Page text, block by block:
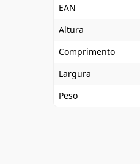
EAN
Altura
Comprimento
Largura
Peso